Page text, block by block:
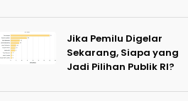
Jika Pemilu Digelar
Sekarang, Siapa yang
Jadi Pilihan Publik RI?